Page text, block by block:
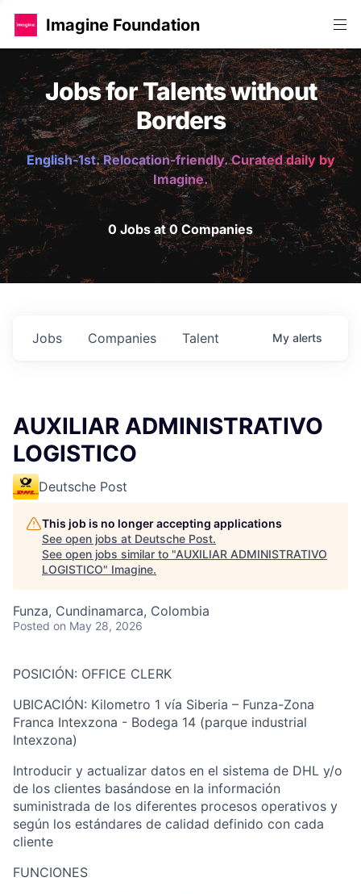
Imagine Foundation
Jobs for Talents without
Borders
English-1st. Relocation-friendly. Curated daily by
Imagine.
0 Jobs at 0 Companies
Jobs Companies Talent My alerts
AUXILIAR ADMINISTRATIVO
LOGISTICO
Deutsche Post
This job is no longer accepting applications
See open jobs at Deutsche Post.
See open jobs similar to "AUXILIAR ADMINISTRATIVO
LOGISTICO" Imagine.
Funza, Cundinamarca, Colombia
Posted on May 28, 2026
POSICIÓN: OFFICE CLERK
UBICACIÓN: Kilometro 1 vía Siberia – Funza-Zona
Franca Intexzona - Bodega 14 (parque industrial
Intexzona)
Introducir y actualizar datos en el sistema de DHL y/o
de los clientes basándose en la información
suministrada de los diferentes procesos operativos y
según los estándares de calidad definido con cada
cliente
FUNCIONES